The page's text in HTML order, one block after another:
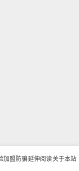
加盟防骗延伸阅读关于本站